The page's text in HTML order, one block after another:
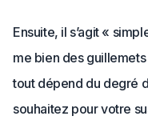
Ensuite, il s’agit «
me bien des
tout dépend du degré
souhaitez pour votre